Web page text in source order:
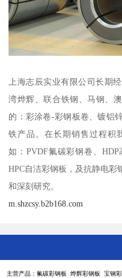
上海志辰实业有限公司长期
湾烨辉、联合铁钢、马钢、
的：彩涂卷-彩钢板卷、镀铝
铁产品。在长期销售过程积
如：PVDF氟碳彩钢卷、HDP
HPC自洁彩钢板，及抗静电
和深刻研究。
m.shzcsy.b2b168.com
主营产品：氟碳彩钢板 烨辉彩钢板 宝钢